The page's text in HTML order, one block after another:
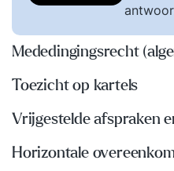
Mededingingsrecht
Toezicht op kartels
Vrijgestelde afspraken
Horizontale